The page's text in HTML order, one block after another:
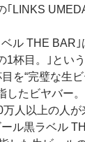
｢LINKS
ル THE BAR｣
1杯目。｣とい
を“完璧な生
したビヤバー
人以上の人が
ル黒ラベル